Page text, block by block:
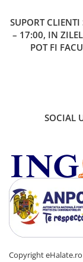
SUPORT CLIENTI
– 17:00, IN
POT FI
SOCIAL
Copyright eHalate.ro